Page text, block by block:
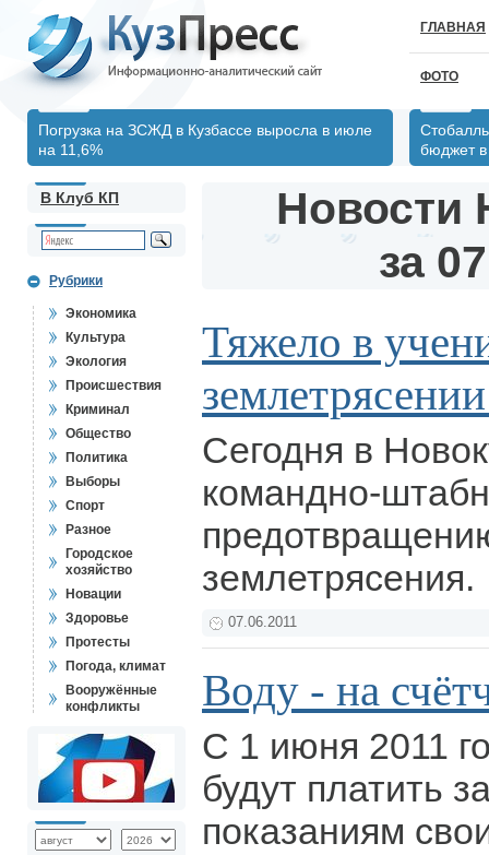
ГЛАВНАЯ
ФОТО
Погрузка на ЗСЖД в Кузбассе выросла в июле
на 11,6%
бюджет в
В Клуб КП
Рубрики
Экономика
Культура
Экология
Происшествия
Криминал
Общество
Политика
Выборы
Спорт
Разное
Городское
хозяйство
Новации
Здоровье
Протесты
Погода, климат
Вооружённые
конфликты
Новости
за
Тяжело в
Сегодня в
командно-
землетрясения.
07.06.2011
Воду - на
С 1 июня 2011
будут платить
показаниям